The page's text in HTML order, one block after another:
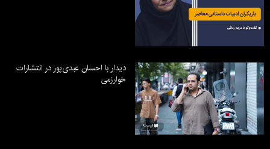
دیدار با احسان عبدی‌پور در انتشارات
خوارزمی